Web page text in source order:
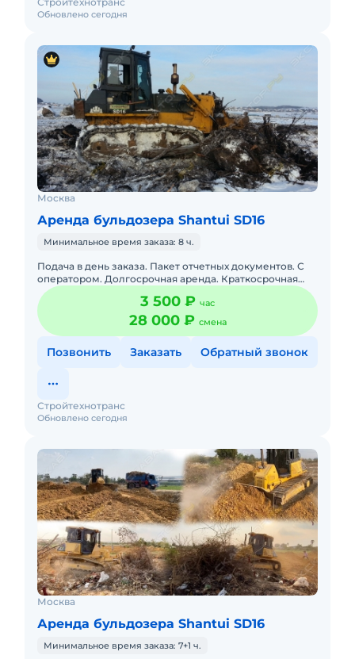
Обновлено сегодня
Москва
Аренда бульдозера Shantui SD16
Минимальное время заказа: 8 ч.
Подача в день заказа. Пакет отчетных документов. С
оператором. Долгосрочная аренда. Краткосрочная
аренда. Наша компания готова предложить услуги
бульдозера с оп
3 500 ₽ час
28 000 ₽ смена
Позвонить Заказать Обратный звонок
Обновлено сегодня
Стройтехнотранс
Москва
Аренда бульдозера Shantui SD16
Минимальное время заказа: 7+1 ч.